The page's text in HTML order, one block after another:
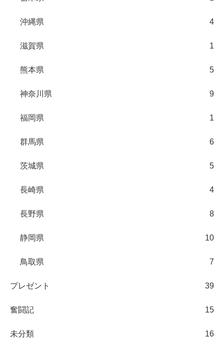
沖縄県 4
滋賀県 1
熊本県 5
神奈川県 9
福岡県 1
群馬県 6
茨城県 5
長崎県 4
長野県 8
静岡県 10
鳥取県 7
プレゼント 39
奮闘記 15
未分類 16